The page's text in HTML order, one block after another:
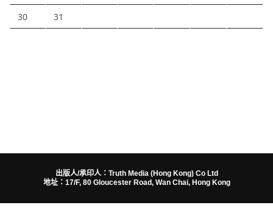
30 31
出版人/承印人：Truth Media (Hong Kong) Co Ltd
地址：17/F, 80 Gloucester Road, Wan Chai, Hong Kong